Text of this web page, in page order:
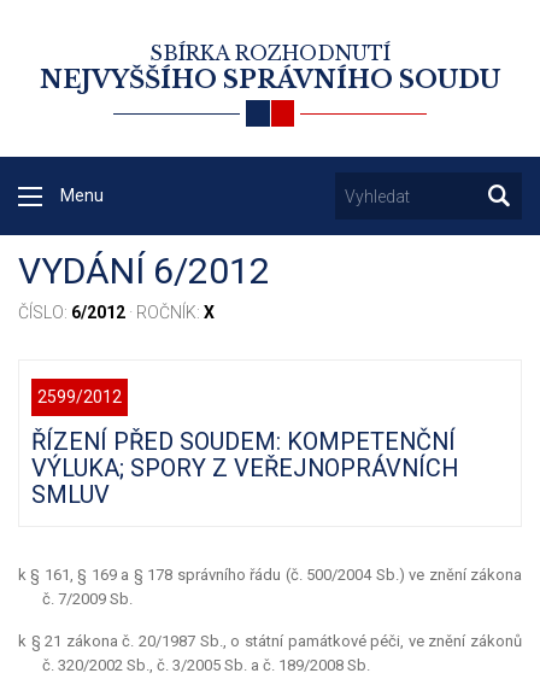
SBÍRKA ROZHODNUTÍ
NEJVYŠŠÍHO SPRÁVNÍHO SOUDU
Menu
VYDÁNÍ 6/2012
ČÍSLO: 6/2012 · ROČNÍK: X
2599/2012
ŘÍZENÍ PŘED SOUDEM: KOMPETENČNÍ
VÝLUKA; SPORY Z VEŘEJNOPRÁVNÍCH
SMLUV
k § 161, § 169 a § 178 správního řádu (č. 500/2004 Sb.) ve znění zákona
č. 7/2009 Sb.
k § 21 zákona č. 20/1987 Sb., o státní památkové péči, ve znění zákonů
č. 320/2002 Sb., č. 3/2005 Sb. a č. 189/2008 Sb.